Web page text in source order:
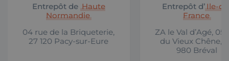
Entrepôt de Haute
Normandie
04 rue de la Briqueterie,
27 120 Pacy-sur-Eure
Entrepôt d’ Ile-
France
ZA le Val d’Agé, 05
du Vieux Chêne,
980 Bréval